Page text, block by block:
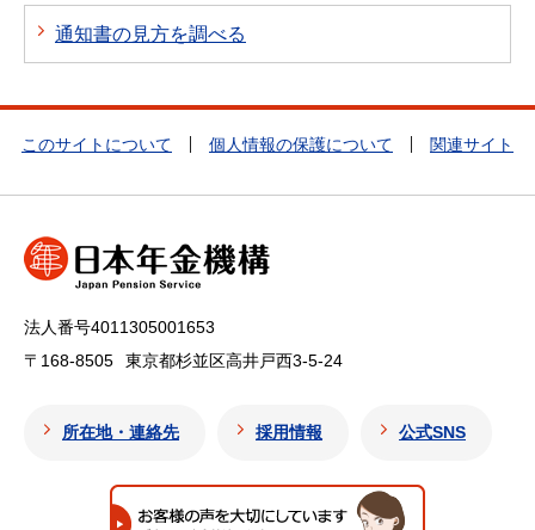
通知書の見方を調べる
このサイトについて 個人情報の保護について 関連サイト
法人番号4011305001653
〒168-8505
東京都杉並区高井戸西3-5-24
所在地・連絡先 採用情報 公式SNS